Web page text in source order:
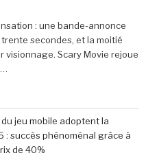
: une bande-annonce
secondes, et la moitié
visionnage. Scary Movie rejoue
jeu mobile adoptent la
: succès phénoménal grâce à
de 40%